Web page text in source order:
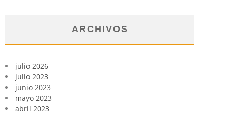
ARCHIVOS
julio 2026
julio 2023
junio 2023
mayo 2023
abril 2023